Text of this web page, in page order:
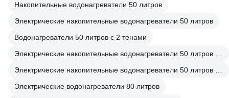
Накопительные водонагреватели 50 литров
Электрические накопительные водонагреватели 50 литров
Водонагреватели 50 литров с 2 тенами
Электрические водонагреватели 80 литров